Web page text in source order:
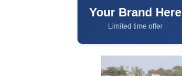
Your Brand Here
Limited time offer